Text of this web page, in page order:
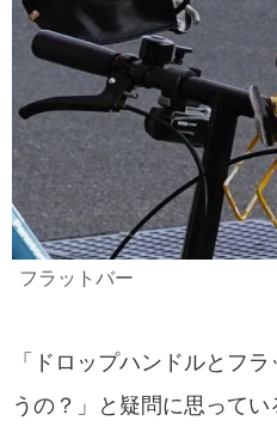
フラットバー
「ドロップハンドルとフ
うの？」と疑問に思ってい